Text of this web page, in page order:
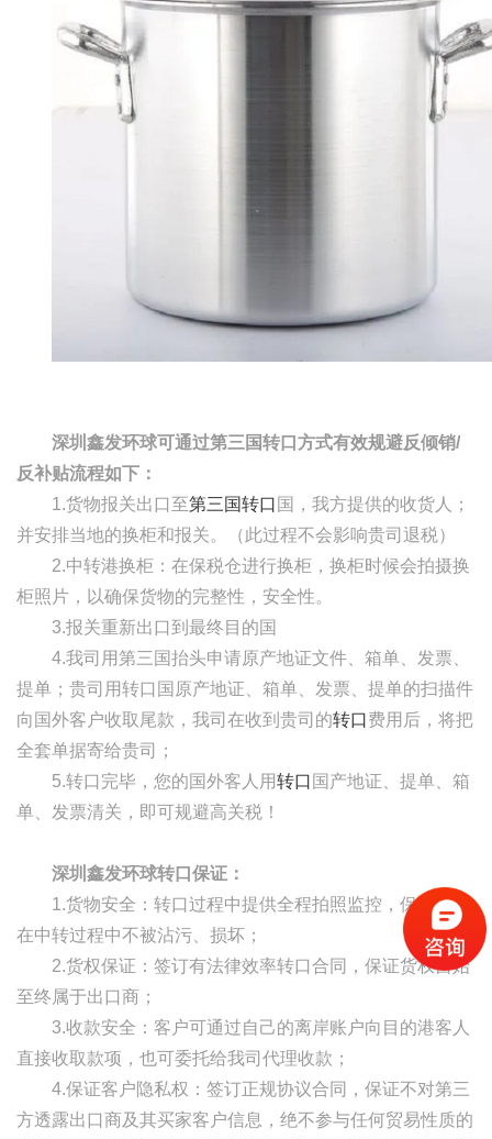
深圳鑫发环球可通过第三国转口方式有效规避反倾销/
反补贴流程如下：
1.货物报关出口至第三国转口 国，我方提供的收货人；
并安排当地的换柜和报关。（此过程不会影响贵司退税）
2.中转港换柜：在保税仓进行换柜，换柜时候会拍摄换
柜照片，以确保货物的完整性，安全性。
3.报关重新出口到最终目的国
4.我司用第三国抬头申请原产地证文件、箱单、发票、
提单；贵司用转口国原产地证、箱单、发票、提单的扫描件
向国外客户收取尾款，我司在收到贵司的转口费用后，将把
全套单据寄给贵司；
5.转口完毕，您的国外客人用转口 国产地证、提单、箱
单、发票清关，即可规避高关税！
深圳鑫发环球转口保证：
1.货物安全：转口过程中提供全程拍照监控，保证货物
在中转过程中不被沾污、损坏；
2.货权保证：签订有法律效率转口合同，保证货权自始
至终属于出口商；
3.收款安全：客户可通过自己的离岸账户向目的港客人
直接收取款项，也可委托给我司代理收款；
4.保证客户隐私权：签订正规协议合同，保证不对第三
方透露出口商及其买家客户信息，绝不参与任何贸易性质的